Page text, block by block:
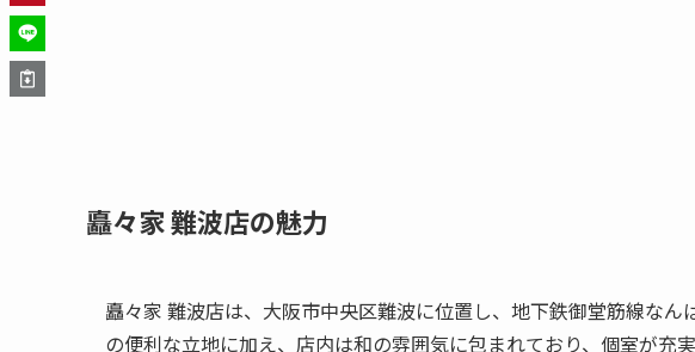
矗々家 難波店の魅力
矗々家 難波店は、大阪市中央区難波に位置し、地下鉄御堂筋線な
の便利な立地に加え、店内は和の雰囲気に包まれており、個室が充